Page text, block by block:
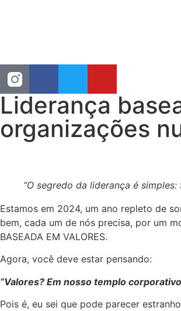
Liderança
organizações
“O segredo da liderança é
Estamos em 2024, um ano repleto de
bem, cada um de nós precisa, por um
BASEADA EM VALORES.
Agora, você deve estar pensando:
“Valores? Em nosso templo
Pois é, eu sei que pode parecer